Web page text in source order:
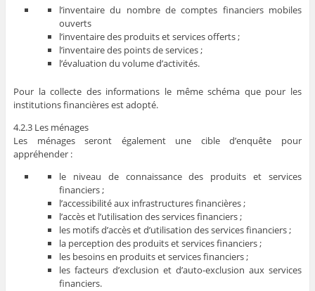
l’inventaire du nombre de comptes financiers mobiles
ouverts
l’inventaire des produits et services offerts ;
l’inventaire des points de services ;
l’évaluation du volume d’activités.
Pour la collecte des informations le même schéma que pour les
institutions financières est adopté.
4.2.3 Les ménages
Les ménages seront également une cible d’enquête pour
appréhender :
le niveau de connaissance des produits et services
financiers ;
l’accessibilité aux infrastructures financières ;
l’accès et l’utilisation des services financiers ;
les motifs d’accès et d’utilisation des services financiers ;
la perception des produits et services financiers ;
les besoins en produits et services financiers ;
les facteurs d’exclusion et d’auto-exclusion aux services
financiers.